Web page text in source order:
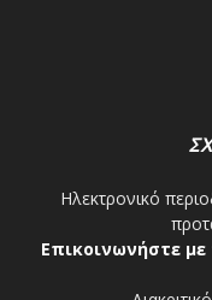
Ηλεκτρονικό
Επικοινωνήστε